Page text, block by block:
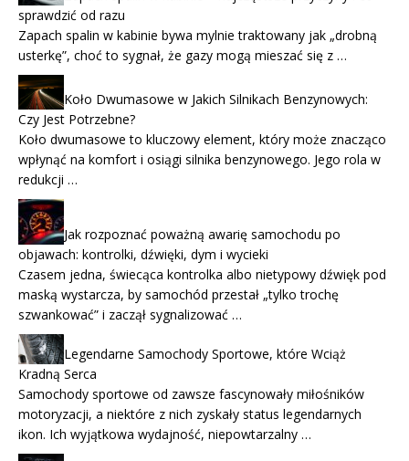
sprawdzić od razu
Zapach spalin w kabinie bywa mylnie traktowany jak „drobną
usterkę”, choć to sygnał, że gazy mogą mieszać się z …
Koło Dwumasowe w Jakich Silnikach Benzynowych:
Czy Jest Potrzebne?
Koło dwumasowe to kluczowy element, który może znacząco
wpłynąć na komfort i osiągi silnika benzynowego. Jego rola w
redukcji …
Jak rozpoznać poważną awarię samochodu po
objawach: kontrolki, dźwięki, dym i wycieki
Czasem jedna, świecąca kontrolka albo nietypowy dźwięk pod
maską wystarcza, by samochód przestał „tylko trochę
szwankować” i zaczął sygnalizować …
Legendarne Samochody Sportowe, które Wciąż
Kradną Serca
Samochody sportowe od zawsze fascynowały miłośników
motoryzacji, a niektóre z nich zyskały status legendarnych
ikon. Ich wyjątkowa wydajność, niepowtarzalny …